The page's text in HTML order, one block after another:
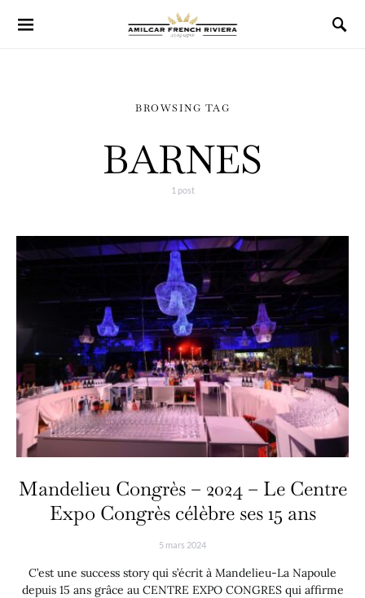
BROWSING TAG
BARNES
1 post
Mandelieu Congrès – 2024 – Le Centre
Expo Congrès célèbre ses 15 ans
5 mars 2024
C’est une success story qui s’écrit à Mandelieu-La Napoule
depuis 15 ans grâce au CENTRE EXPO CONGRES qui affirme